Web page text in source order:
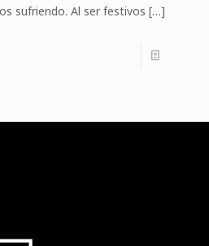
sufriendo. Al ser festivos […]